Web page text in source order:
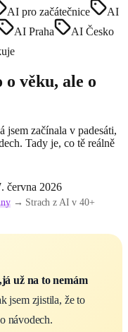
AI pro začátečnice
AI
AI Praha
AI Česko
věku, ale o
jsem začínala v padesáti,
Tady je, co tě reálně
června 2026
→ Strach z AI v 40+
už na to nemám
jsem zjistila, že to
návodech.